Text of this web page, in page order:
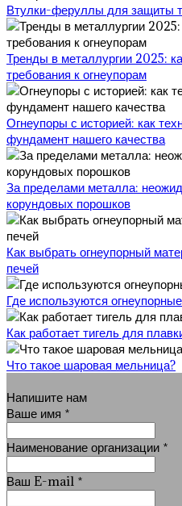
Втулки-феруллы для защиты
Тренды в металлургии 2025:
требования к огнеупорам
Огнеупоры с историей: как
фундамент нашего качества
За пределами металла:
корундовых порошков
Как выбрать огнеупорный
печей
Где используются
Как работает тигель для
Что такое шаровая мельница?
Напишите нам
Ваше имя *
Наименование организации *
Ваш E-mail *